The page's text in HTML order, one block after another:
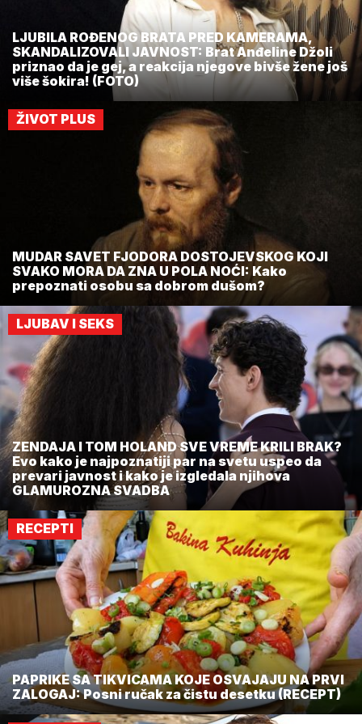
LJUBILA ROĐENOG BRATA PRED KAMERAMA,
SKANDALIZOVALI JAVNOST: Brat Anđeline Džoli
priznao da je gej, a reakcija njegove bivše žene još
više šokira! (FOTO)
ŽIVOT PLUS
MUDAR SAVET FJODORA DOSTOJEVSKOG KOJI
SVAKO MORA DA ZNA U POLA NOĆI: Kako
prepoznati osobu sa dobrom dušom?
LJUBAV I SEKS
ZENDAJA I TOM HOLAND SVE VREME KRILI BRAK?
Evo kako je najpoznatiji par na svetu uspeo da
prevari javnost i kako je izgledala njihova
GLAMUROZNA SVADBA
RECEPTI
PAPRIKE SA TIKVICAMA KOJE OSVAJAJU NA PRVI
ZALOGAJ: Posni ručak za čistu desetku (RECEPT)